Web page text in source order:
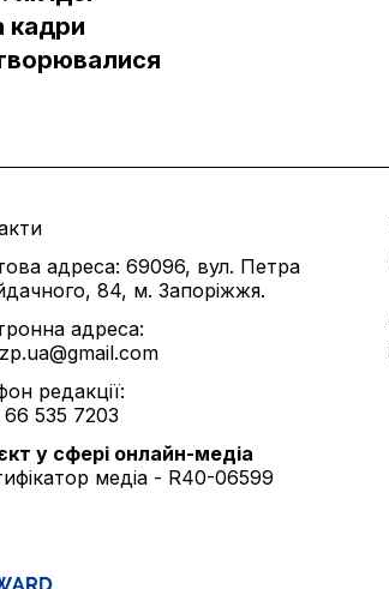
кадри
адреса: 69096, вул. Петра
84, м. Запоріжжя.
адреса:
редакції:
535 7203
у сфері онлайн-медіа
медіа - R40-06599